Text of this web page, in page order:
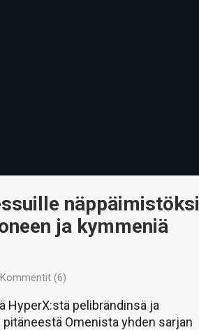
näppäimistöksi
ja kymmeniä
Kommentit (6)
HyperX:stä pelibrändinsä ja
Omenista yhden sarjan